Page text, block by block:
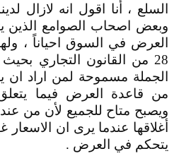
السلع ، أنا اقول انه لازال
وبعض اصحاب الصوامع الذين
العرض في السوق احياناً ،
28 من القانون التجاري
الجملة مسموحة لمن اراد
من قاعدة العرض فيما
ويصبح متاح للجميع لأن من
أغلاقها عندما يرى ان
يتحكم في العرض .